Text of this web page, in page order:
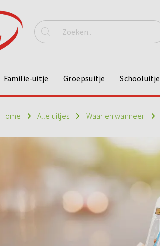
Familie-uitje Groepsuitje Schooluitje
Home Alle uitjes Waar en wanneer